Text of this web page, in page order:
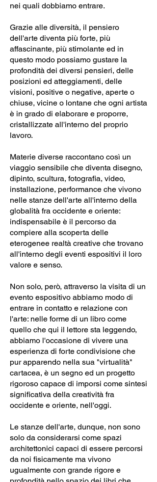
nei quali dobbiamo entrare.
Grazie alle diversità, il pensiero
dell'arte diventa più forte, più
affascinante, più stimolante ed in
questo modo possiamo gustare la
profondità dei diversi pensieri, delle
posizioni ed atteggiamenti, delle
visioni, positive o negative, aperte o
chiuse, vicine o lontane che ogni artista
è in grado di elaborare e proporre,
cristallizzate all'interno del proprio
lavoro.
Materie diverse raccontano così un
viaggio sensibile che diventa disegno,
dipinto, scultura, fotografia, video,
installazione, performance che vivono
nelle stanze dell'arte all'interno della
globalità fra occidente e oriente:
indispensabile è il percorso da
compiere alla scoperta delle
eterogenee realtà creative che trovano
all'interno degli eventi espositivi il loro
valore e senso.
Non solo, però, attraverso la visita di un
evento espositivo abbiamo modo di
entrare in contatto e relazione con
l'arte: nelle forme di un libro come
quello che qui il lettore sta leggendo,
abbiamo l'occasione di vivere una
esperienza di forte condivisione che
pur apparendo nella sua "virtualità"
cartacea, è un segno ed un progetto
rigoroso capace di imporsi come sintesi
significativa della creatività fra
occidente e oriente, nell'oggi.
Le stanze dell'arte, dunque, non sono
solo da considerarsi come spazi
architettonici capaci di essere percorsi
da noi fisicamente ma vivono
ugualmente con grande rigore e